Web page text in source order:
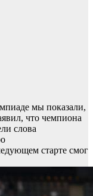
мы показали,
что чемпиона
слова
старте смог